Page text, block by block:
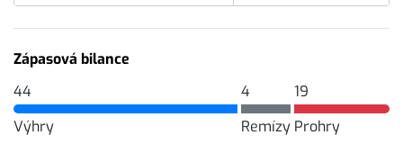
Zápasová bilance
44
Výhry
4
Remízy
19
Prohry